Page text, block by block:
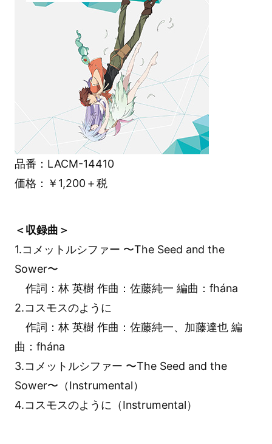
品番：LACM-14410
価格：￥1,200＋税
＜収録曲＞
1.コメットルシファー 〜The Seed and the
Sower〜
作詞：林 英樹 作曲：佐藤純一 編曲：fhána
2.コスモスのように
作詞：林 英樹 作曲：佐藤純一、加藤達也 編
曲：fhána
3.コメットルシファー 〜The Seed and the
Sower〜（Instrumental）
4.コスモスのように（Instrumental）